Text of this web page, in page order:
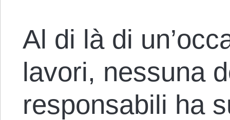
Al di là di
lavori, nessuna
responsabili ha